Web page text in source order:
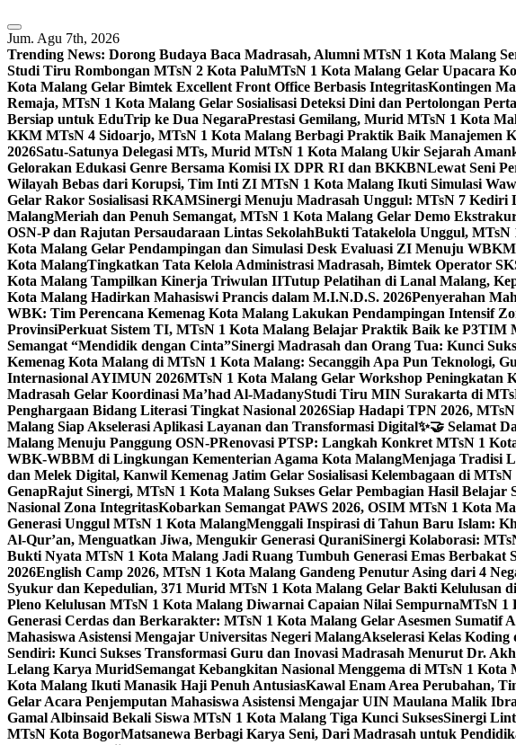
Jum. Agu 7th, 2026
Trending News: Dorong Budaya Baca Madrasah, Alumni MTsN 1 Kota Malang
Studi Tiru Rombongan MTsN 2 Kota PaluMTsN 1 Kota Malang Gelar Upacara
Kota Malang Gelar Bimtek Excellent Front Office Berbasis IntegritasKontingen
Remaja, MTsN 1 Kota Malang Gelar Sosialisasi Deteksi Dini dan Pertolongan
Bersiap untuk EduTrip ke Dua NegaraPrestasi Gemilang, Murid MTsN 1 Kota
KKM MTsN 4 Sidoarjo, MTsN 1 Kota Malang Berbagi Praktik Baik Manajemen
2026Satu-Satunya Delegasi MTs, Murid MTsN 1 Kota Malang Ukir Sejarah
Gelorakan Edukasi Genre Bersama Komisi IX DPR RI dan BKKBNLewat Seni
Wilayah Bebas dari Korupsi, Tim Inti ZI MTsN 1 Kota Malang Ikuti Simulasi
Gelar Rakor Sosialisasi RKAMSinergi Menuju Madrasah Unggul: MTsN 7 Kediri
MalangMeriah dan Penuh Semangat, MTsN 1 Kota Malang Gelar Demo
OSN-P dan Rajutan Persaudaraan Lintas SekolahBukti Tatakelola Unggul,
Kota Malang Gelar Pendampingan dan Simulasi Desk Evaluasi ZI Menuju WBK
Kota MalangTingkatkan Tata Kelola Administrasi Madrasah, Bimtek Operator
Kota Malang Tampilkan Kinerja Triwulan IITutup Pelatihan di Lanal Malang,
Kota Malang Hadirkan Mahasiswi Prancis dalam M.I.N.D.S. 2026Penyerahan
WBK: Tim Perencana Kemenag Kota Malang Lakukan Pendampingan Intensif
ProvinsiPerkuat Sistem TI, MTsN 1 Kota Malang Belajar Praktik Baik ke P3TIM
Semangat “Mendidik dengan Cinta”Sinergi Madrasah dan Orang Tua: Kunci
Kemenag Kota Malang di MTsN 1 Kota Malang: Secanggih Apa Pun Teknologi,
Internasional AYIMUN 2026MTsN 1 Kota Malang Gelar Workshop Peningkatan
Madrasah Gelar Koordinasi Ma’had Al-MadanyStudi Tiru MIN Surakarta di
Penghargaan Bidang Literasi Tingkat Nasional 2026Siap Hadapi TPN 2026,
Malang Siap Akselerasi Aplikasi Layanan dan Transformasi Digital✨🤝 Selamat
Malang Menuju Panggung OSN-PRenovasi PTSP: Langkah Konkret MTsN 1
WBK-WBBM di Lingkungan Kementerian Agama Kota MalangMenjaga Tradisi
dan Melek Digital, Kanwil Kemenag Jatim Gelar Sosialisasi Kelembagaan di
GenapRajut Sinergi, MTsN 1 Kota Malang Sukses Gelar Pembagian Hasil Belajar
Nasional Zona IntegritasKobarkan Semangat PAWS 2026, OSIM MTsN 1 Kota
Generasi Unggul MTsN 1 Kota MalangMenggali Inspirasi di Tahun Baru Islam:
Al-Qur’an, Menguatkan Jiwa, Mengukir Generasi QuraniSinergi Kolaborasi:
Bukti Nyata MTsN 1 Kota Malang Jadi Ruang Tumbuh Generasi Emas Berbakat
2026English Camp 2026, MTsN 1 Kota Malang Gandeng Penutur Asing dari 4
Syukur dan Kepedulian, 371 Murid MTsN 1 Kota Malang Gelar Bakti Kelulusan
Pleno Kelulusan MTsN 1 Kota Malang Diwarnai Capaian Nilai SempurnaMTsN 1
Generasi Cerdas dan Berkarakter: MTsN 1 Kota Malang Gelar Asesmen Sumatif
Mahasiswa Asistensi Mengajar Universitas Negeri MalangAkselerasi Kelas
Sendiri: Kunci Sukses Transformasi Guru dan Inovasi Madrasah Menurut Dr.
Lelang Karya MuridSemangat Kebangkitan Nasional Menggema di MTsN 1
Kota Malang Ikuti Manasik Haji Penuh AntusiasKawal Enam Area Perubahan,
Gelar Acara Penjemputan Mahasiswa Asistensi Mengajar UIN Maulana Malik
Gamal Albinsaid Bekali Siswa MTsN 1 Kota Malang Tiga Kunci SuksesSinergi
MTsN Kota BogorMatsanewa Berbagi Karya Seni, Dari Madrasah untuk